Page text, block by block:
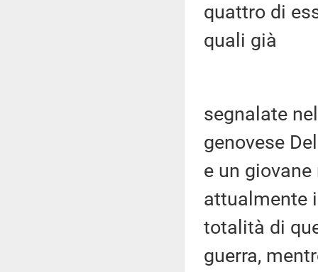
quattro di
quali già
segnalate
genovese
e un
attualmente
totalità di
guerra,